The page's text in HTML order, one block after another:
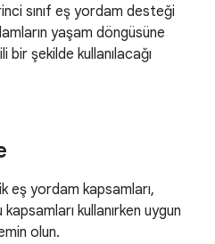
sınıf eş yordam desteği
yaşam döngüsüne
bir şekilde kullanılacağı
eş yordam kapsamları,
kullanırken uygun
olun.